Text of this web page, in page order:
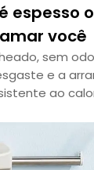
espesso
você
sem
e a
ao